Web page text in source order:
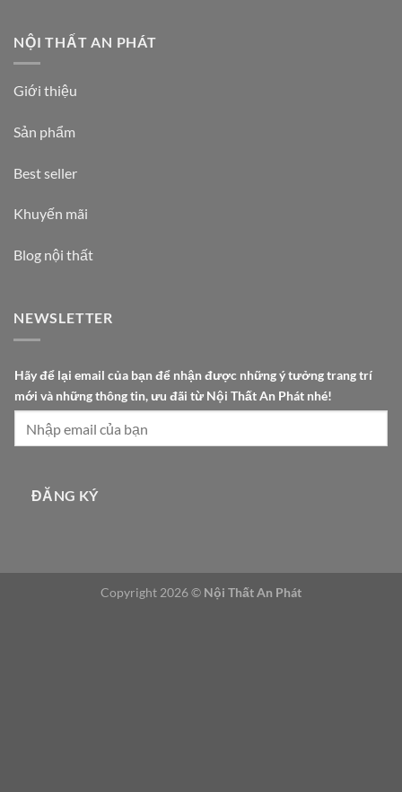
NỘI THẤT AN PHÁT
Giới thiệu
Sản phẩm
Best seller
Khuyến mãi
Blog nội thất
NEWSLETTER
í
ừ
Hãy để lại email của bạn để nhận được những ý tưởng trang trí
mới và những thông tin, ưu đãi từ Nội Thất An Phát nhé!
ĐĂNG KÝ
Copyright 2026 © Nội Thất An Phát